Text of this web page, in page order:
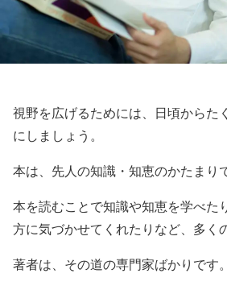
視野を広げるためには、日頃からた
にしましょう。
本は、先人の知識・知恵のかたまり
本を読むことで知識や知恵を学べた
方に気づかせてくれたりなど、多く
著者は、その道の専門家ばかりです。